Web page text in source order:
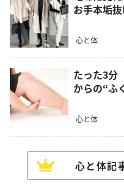
お手本垢
心と体
たった3分
からの“ふ
心と体
心と体記